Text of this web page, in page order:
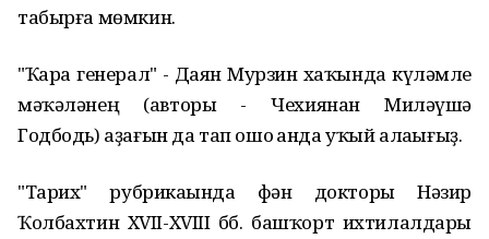
табырға мөмкин.
"Ҡара генерал" - Даян Мурзин хаҡында күләмле
мәҡәләнең (авторы - Чехиянан Миләүшә
Годбодь) аҙағын да тап ошо һанда уҡый алаһығыҙ.
"Тарих" рубрикаһында фән докторы Нәзир
Ҡолбахтин XVII-XVIII бб. башҡорт ихтилалдары